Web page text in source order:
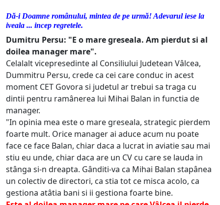
Dă-i Doamne românului, mintea de pe urmă! Adevarul iese la
iveala ... incep regretele.
Dumitru Persu: "E o mare greseala. Am pierdut si al
doilea manager mare".
Celalalt vicepresedinte al Consiliului Judetean Vâlcea,
Dummitru Persu, crede ca cei care conduc in acest
moment CET Govora si judetul ar trebui sa traga cu
dintii pentru ramânerea lui Mihai Balan in functia de
manager.
"In opinia mea este o mare greseala, strategic pierdem
foarte mult. Orice manager ai aduce acum nu poate
face ce face Balan, chiar daca a lucrat in aviatie sau mai
stiu eu unde, chiar daca are un CV cu care se lauda in
stânga si-n dreapta. Gânditi-va ca Mihai Balan stapânea
un colectiv de directori, ca stia tot ce misca acolo, ca
gestiona atâtia bani si ii gestiona foarte bine.